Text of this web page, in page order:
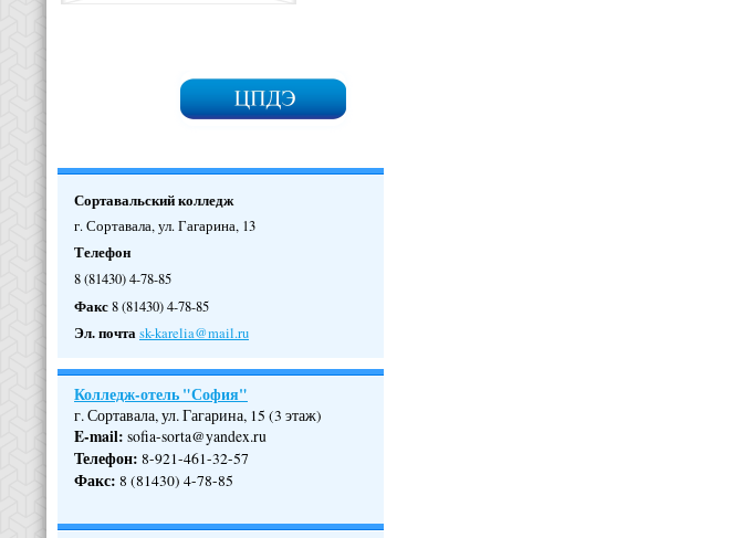
Сортавальский колледж
г. Сортавала, ул. Гагарина, 13
Телефон
8 (81430) 4-78-85
Факс8 (81430) 4-78-85
Эл. почтаsk-karelia@mail.ru
Колледж-отель "София"
г. Сортавала, ул. Гагарина, 15 (3 этаж)
E-mail: sofia-sorta@yandex.ru
Телефон: 8-921-461-32-57
Факс: 8 (81430) 4-78-85